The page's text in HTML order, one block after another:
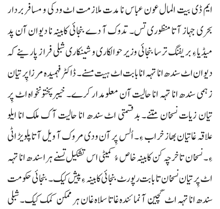
ایم ڈی بیت المال عون عباس نا مدت ملازمت اٹ ودکی و مسافر بردار
بحری جہاز آتا منظوری تس۔ تدوک آ دے بنجائی کابینہ نا دیوان آن پد
میڈیا ءِ بریفنگ ترسا بنجائی وزیر حوالکاری و شینکاری شبلی فراز پارینے کہ
دیوان اٹ سندھ انا تہہ انا بابت اٹ ہیت مسنے۔ ڈاکٹر فہمیدہ مرزا پِر تیان
زہمی سندھ انا تہہ انا حالیت آن معلومدار کرے۔ خیبرپختونخواہ اٹ پِر
تیان زیات نسخان متنے۔ بدقسمتی اٹ سندھ انا حالیت آک ملک انا ایلو
علاقہ غاتیان بھاز خراب ءِ۔ اُلس پِر آن ودی مروک آ ویل آتا پلویڑ اٹی
ءِ۔ نسخان تا خرچہ کن کابینہ خاص ءُ کمیٹی اس تشکیل تسنے ہرا سندھ انا تہہ
اٹ پِر تیان نسخان تا بابت رپورٹ بنجائی کابینہ ءِ پیش کیک۔ بنجائی حکومت
سندھ انا تہہ اٹ گچین آ نمائندہ غاتا سلاہ غان ہر ممکن کمک کیک۔ شبلی